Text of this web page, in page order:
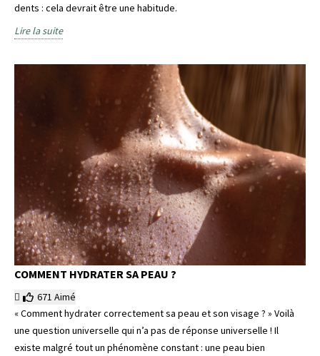
dents : cela devrait être une habitude.
Lire la suite
COMMENT HYDRATER SA PEAU ?
671 Aimé
« Comment hydrater correctement sa peau et son visage ? » Voilà
une question universelle qui n’a pas de réponse universelle ! Il
existe malgré tout un phénomène constant : une peau bien